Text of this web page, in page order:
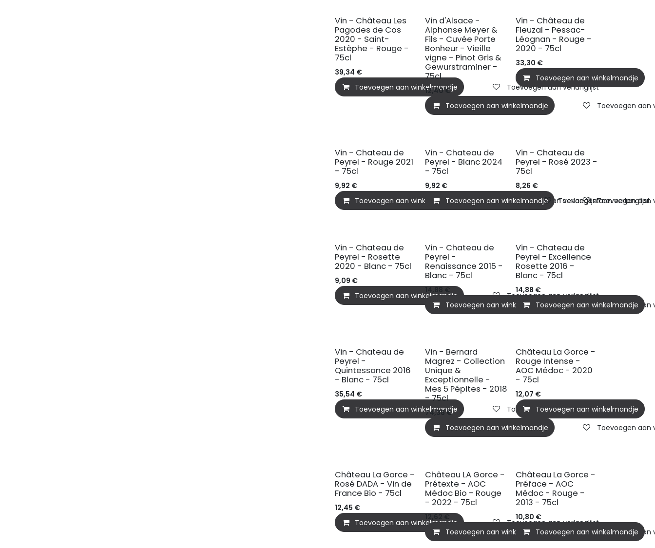
Vin - Château Les
Pagodes de Cos
2020 - Saint-
Estèphe - Rouge -
75cl
39,34 €
Toevoegen aan winkelmandje
Toevoegen aan verlanglijst
Vin d'Alsace -
Alphonse Meyer &
Fils - Cuvée Porte
Bonheur - Vieille
vigne - Pinot Gris &
Gewurstraminer -
75cl
12,40€
Toevoegen aan winkelmandje
Toevoegen aan
Vin - Château de
Fieuzal - Pessac-
Léognan - Rouge -
2020 - 75cl
33,30 €
Toevoegen aan winkelmandje
BIO
Vin - Chateau de
Peyrel - Rouge 2021
- 75cl
9,92 €
Toevoegen aan winkelmandje
Toevoegen aan verlanglijst
BIO
Vin - Chateau de
Peyrel - Blanc 2024
- 75cl
9,92 €
Toevoegen aan winkelmandje
Toevoegen aan
BIO
Vin - Chateau de
Peyrel - Rosé 2023 -
75cl
8,26 €
Toevoegen aan verlanglijst
Vin - Chateau de
Peyrel - Rosette
2020 - Blanc - 75cl
9,09 €
Toevoegen aan winkelmandje
Toevoegen aan verlanglijst
Vin - Chateau de
Peyrel -
Renaissance 2015 -
Blanc - 75cl
14,88 €
Toevoegen aan winkelmandje
Toevoegen aan
Vin - Chateau de
Peyrel - Excellence
Rosette 2016 -
Blanc - 75cl
14,88 €
Toevoegen aan winkelmandje
Vin - Chateau de
Peyrel -
Quintessance 2016
- Blanc - 75cl
35,54 €
Toevoegen aan winkelmandje
Toevoegen aan verlanglijst
Vin - Bernard
Magrez - Collection
Unique &
Exceptionnelle -
Mes 5 Pépites - 2018
- 75cl
74,38€
Toevoegen aan winkelmandje
Toevoegen aan
Château La Gorce -
Rouge Intense -
AOC Médoc - 2020
- 75cl
12,07 €
Toevoegen aan winkelmandje
BIO
Château La Gorce -
Rosé DADA - Vin de
France Bio - 75cl
12,45 €
Toevoegen aan winkelmandje
Toevoegen aan verlanglijst
BIO
Château LA Gorce -
Prétexte - AOC
Médoc Bio - Rouge
- 2022 - 75cl
12,62
€
Toevoegen aan winkelmandje
Toevoegen aan
Château La Gorce -
Préface - AOC
Médoc - Rouge -
2013 - 75cl
10,80 €
Toevoegen aan winkelmandje